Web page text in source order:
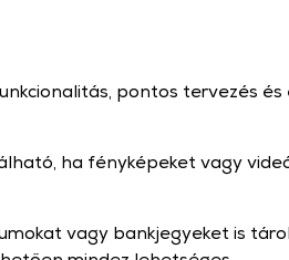
pontos tervezés és
ha fényképeket vagy
vagy bankjegyeket is